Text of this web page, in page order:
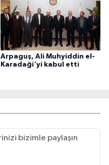
Arpaguş, Ali Muhyiddin el-
Karadaği'yi kabul etti